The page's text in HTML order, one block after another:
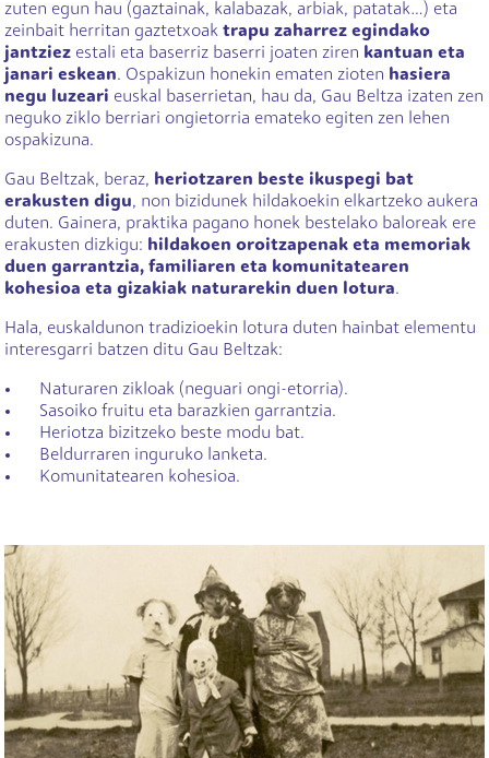
zuten egun hau (gaztainak, kalabazak, arbiak, patatak…) eta
zeinbait herritan gaztetxoak trapu zaharrez egindako
jantziez estali eta baserriz baserri joaten ziren kantuan eta
janari eskean. Ospakizun honekin ematen zioten hasiera
negu luzeari euskal baserrietan, hau da, Gau Beltza izaten zen
neguko ziklo berriari ongietorria emateko egiten zen lehen
ospakizuna.
Gau Beltzak, beraz, heriotzaren beste ikuspegi bat
erakusten digu, non bizidunek hildakoekin elkartzeko aukera
duten. Gainera, praktika pagano honek bestelako baloreak ere
erakusten dizkigu: hildakoen oroitzapenak eta memoriak
duen garrantzia, familiaren eta komunitatearen
kohesioa eta gizakiak naturarekin duen lotura.
Hala, euskaldunon tradizioekin lotura duten hainbat elementu
interesgarri batzen ditu Gau Beltzak:
Naturaren zikloak (neguari ongi-etorria).
Sasoiko fruitu eta barazkien garrantzia.
Heriotza bizitzeko beste modu bat.
Beldurraren inguruko lanketa.
Komunitatearen kohesioa.